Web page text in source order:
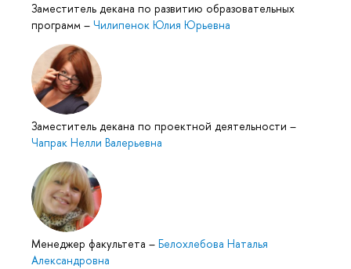
Заместитель декана по развитию образовательных
программ – Чилипенок Юлия Юрьевна
Заместитель декана по проектной деятельности –
Чапрак Нелли Валерьевна
Менеджер факультета – Белохлебова Наталья
Александровна